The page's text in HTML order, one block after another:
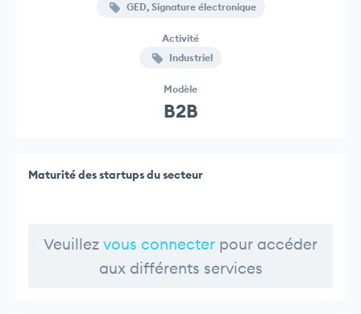
GED, Signature électronique
Activité
Industriel
Modèle
B2B
Maturité des startups du secteur
Veuillez vous connecter pour accéder
aux différents services